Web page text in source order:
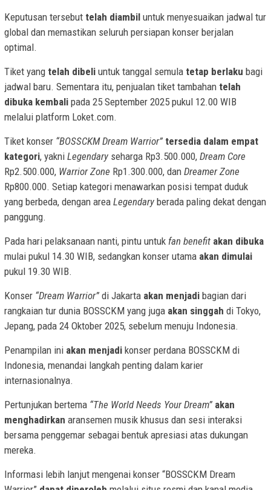
Keputusan tersebut telah diambil untuk menyesuaikan jadwal tur
global dan memastikan seluruh persiapan konser berjalan
optimal.
Tiket yang telah dibeli untuk tanggal semula tetap berlaku bagi
jadwal baru. Sementara itu, penjualan tiket tambahan telah
dibuka kembali pada 25 September 2025 pukul 12.00 WIB
melalui platform Loket.com.
Tiket konser “BOSSCKM Dream Warrior” tersedia dalam empat
kategori, yakni Legendary seharga Rp3.500.000, Dream Core
Rp2.500.000, Warrior Zone Rp1.300.000, dan Dreamer Zone
Rp800.000. Setiap kategori menawarkan posisi tempat duduk
yang berbeda, dengan area Legendary berada paling dekat dengan
panggung.
Pada hari pelaksanaan nanti, pintu untuk fan benefit akan dibuka
mulai pukul 14.30 WIB, sedangkan konser utama akan dimulai
pukul 19.30 WIB.
Konser “Dream Warrior” di Jakarta akan menjadi bagian dari
rangkaian tur dunia BOSSCKM yang juga akan singgah di Tokyo,
Jepang, pada 24 Oktober 2025, sebelum menuju Indonesia.
Penampilan ini akan menjadi konser perdana BOSSCKM di
Indonesia, menandai langkah penting dalam karier
internasionalnya.
Pertunjukan bertema “The World Needs Your Dream” akan
menghadirkan aransemen musik khusus dan sesi interaksi
bersama penggemar sebagai bentuk apresiasi atas dukungan
mereka.
Informasi lebih lanjut mengenai konser “BOSSCKM Dream